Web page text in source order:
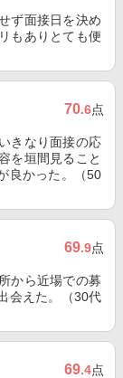
ず面接日を決め
もありとても便
70.6点
きなり面接の応
を垣間見ること
良かった。（50
69.9点
から近場での募
会えた。（30代
69.4点